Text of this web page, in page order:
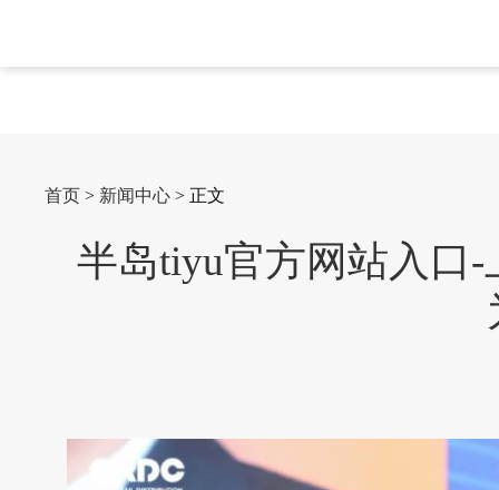
首页 > 新闻中心 > 正文
半岛tiyu官方网站入口